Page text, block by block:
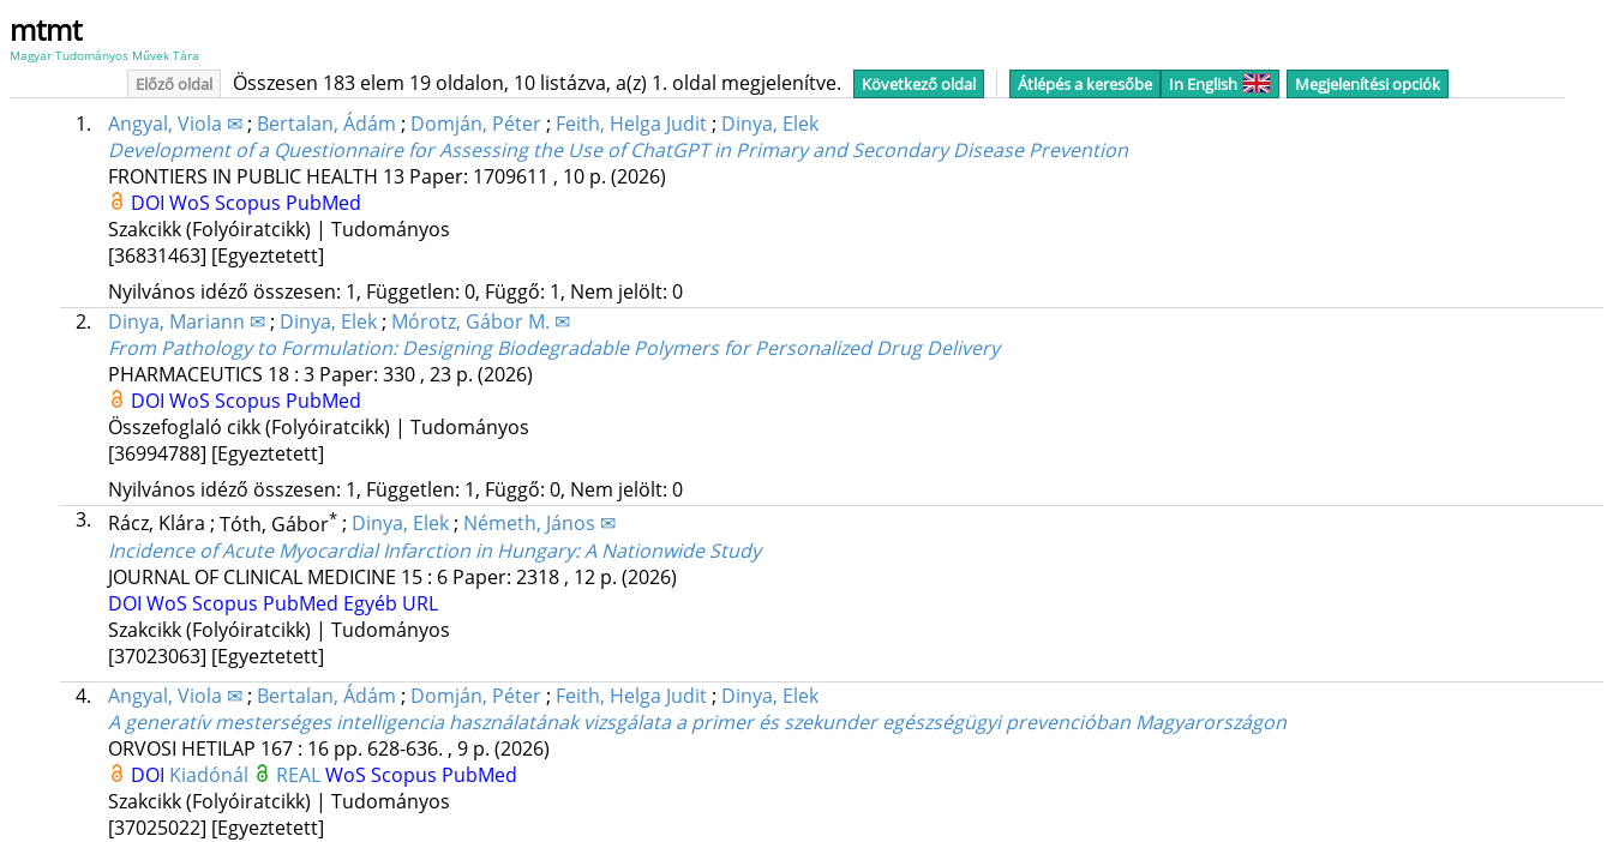
mtmt
Magyar Tudományos Művek Tára
Előző oldal Összesen 183 elem 19 oldalon, 10 listázva, a(z) 1. oldal megjelenítve. Következő oldal Átlépés a keresőbe In English Megjelenítési opciók
1. Angyal, Viola ✉; Bertalan, Ádám ; Domján, Péter; Feith, Helga Judit; Dinya, Elek
Development of a Questionnaire for Assessing the Use of ChatGPT in Primary and Secondary Disease Prevention
FRONTIERS IN PUBLIC HEALTH 13 Paper: 1709611 , 10 p. (2026)
DOI WoS Scopus PubMed
Szakcikk (Folyóiratcikk) | Tudományos
[36831463] [Egyeztetett]
Nyilvános idéző összesen: 1, Független: 0, Függő: 1, Nem jelölt: 0
2.
Dinya, Mariann ✉; Dinya, Elek; Mórotz, Gábor M. ✉
From Pathology to Formulation: Designing Biodegradable Polymers for Personalized Drug Delivery
PHARMACEUTICS 18: 3 Paper: 330 , 23 p. (2026)
DOI WoS Scopus PubMed
Összefoglaló cikk (Folyóiratcikk) | Tudományos
[36994788] [Egyeztetett]
Nyilvános idéző összesen: 1, Független: 1, Függő: 0, Nem jelölt: 0
3.
Rácz, Klára ; Tóth, Gábor* ; Dinya, Elek; Németh, János ✉
Incidence of Acute Myocardial Infarction in Hungary: A Nationwide Study
JOURNAL OF CLINICAL MEDICINE 15: 6 Paper: 2318 , 12 p. (2026)
DOI WoS Scopus PubMed Egyéb URL
Szakcikk (Folyóiratcikk) | Tudományos
[37023063] [Egyeztetett]
4.
Angyal, Viola ✉ ; Bertalan, Ádám ; Domján, Péter ; Feith, Helga Judit ; Dinya, Elek
A generatív mesterséges intelligencia használatának vizsgálata a primer és szekunder egészségügyi prevencióban Magyarországon
ORVOSI HETILAP 167: 16 pp. 628-636. , 9 p. (2026)
DOI Kiadónál REALWoS Scopus PubMed
Szakcikk (Folyóiratcikk) | Tudományos
[37025022] [Egyeztetett]